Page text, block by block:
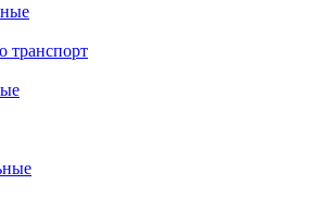
транспорт